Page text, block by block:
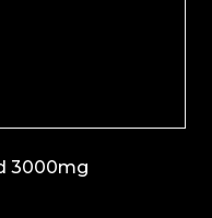
3000mg